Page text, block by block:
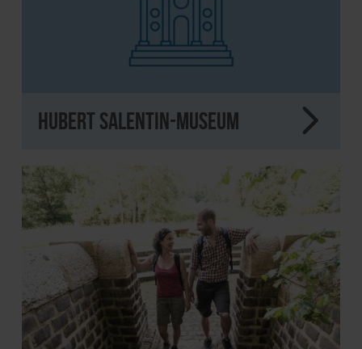
Hubert Salentin-Museum